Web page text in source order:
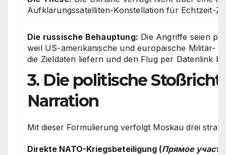
Aufklärungssatelliten-Konstellation für Echtzeit-
Die russische Behauptung: Die Angriffe seien
weil US-amerikanische und europäische Militär-
die Zieldaten liefern und den Flug per Datenlink
3. Die politische
Narration
Mit dieser Formulierung verfolgt Moskau drei
Direkte NATO-Kriegsbeteiligung (Прямое